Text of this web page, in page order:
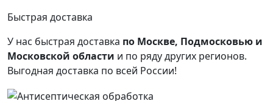
Быстрая доставка
У нас быстрая доставка по Москве, Подмосковью и
Московской области и по ряду других регионов.
Выгодная доставка по всей России!